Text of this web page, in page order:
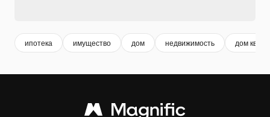
ипотека имущество дом недвижимость дом